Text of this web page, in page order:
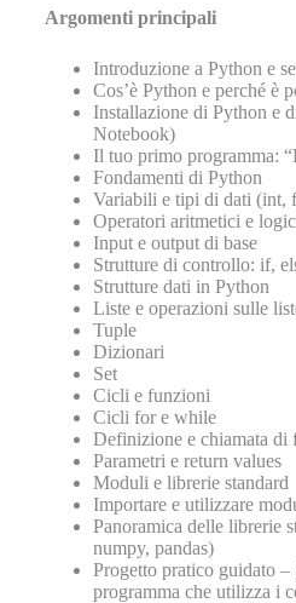
Argomenti principali
Introduzione a Python e
Cos’è Python e perché è
Installazione di Python e
Notebook)
Il tuo primo programma:
Fondamenti di Python
Variabili e tipi di dati (int,
Operatori aritmetici e
Input e output di base
Strutture di controllo: if,
Strutture dati in Python
Liste e operazioni sulle
Tuple
Dizionari
Set
Cicli e funzioni
Cicli for e while
Definizione e chiamata di
Parametri e return values
Moduli e librerie standard
Importare e utilizzare
Panoramica delle librerie
numpy, pandas)
Progetto pratico guidato
programma che utilizza i